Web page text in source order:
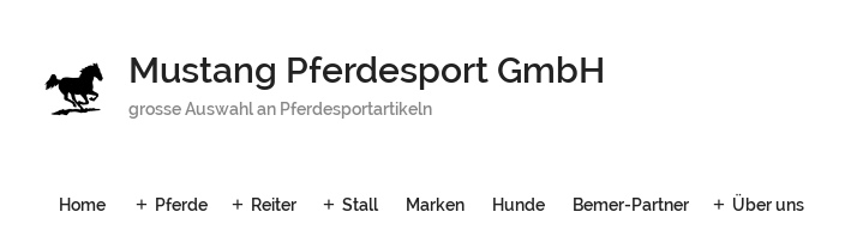
Mustang Pferdesport GmbH
grosse Auswahl an Pferdesportartikeln
Home Pferde Reiter Stall Marken Hunde Bemer-Partner Über uns